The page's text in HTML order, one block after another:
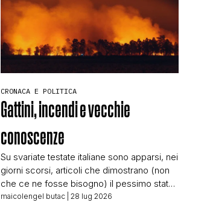
CRONACA E POLITICA
Gattini, incendi e vecchie
conoscenze
Su svariate testate italiane sono apparsi, nei
giorni scorsi, articoli che dimostrano (non
che ce ne fosse bisogno) il pessimo stato
del giornalismo italiano. Titola SkyTg24 il 22
maicolengel butac | 28 lug 2026